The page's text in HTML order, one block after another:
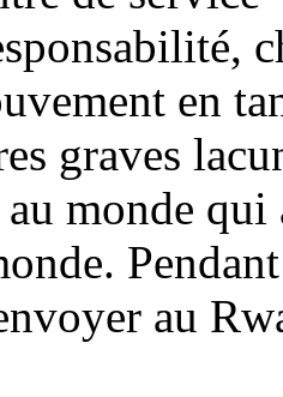
en
graves
monde
au